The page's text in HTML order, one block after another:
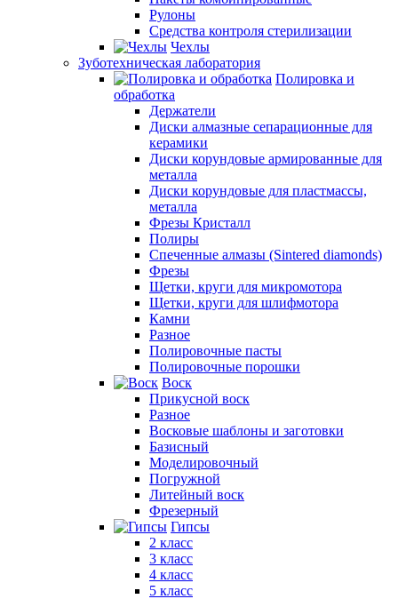
Рулоны
Средства контроля стерилизации
Чехлы
Зуботехническая лаборатория
Полировка и
обработка
Держатели
Диски алмазные сепарационные для
керамики
Диски корундовые армированные для
металла
Диски корундовые для пластмассы,
металла
Фрезы Кристалл
Полиры
Спеченные алмазы (Sintered diamonds)
Фрезы
Щетки, круги для микромотора
Щетки, круги для шлифмотора
Камни
Разное
Полировочные пасты
Полировочные порошки
Воск
Прикусной воск
Разное
Восковые шаблоны и заготовки
Базисный
Моделировочный
Погружной
Литейный воск
Фрезерный
Гипсы
2 класс
3 класс
4 класс
5 класс